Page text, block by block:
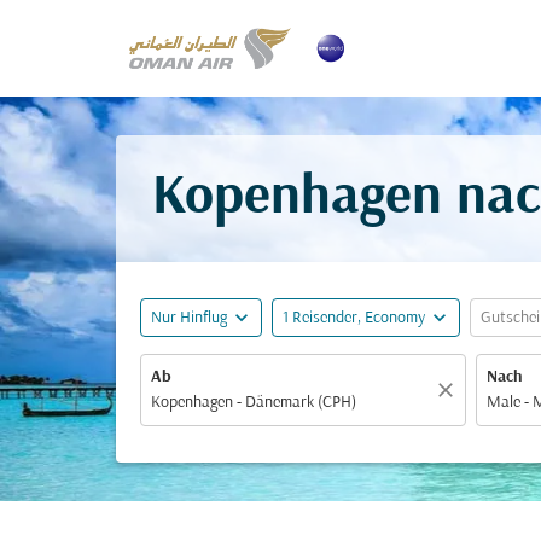
Kopenhagen
Nur Hinflug expand_more 1 Reisender, Economy expand_more
Ab
close
Nach